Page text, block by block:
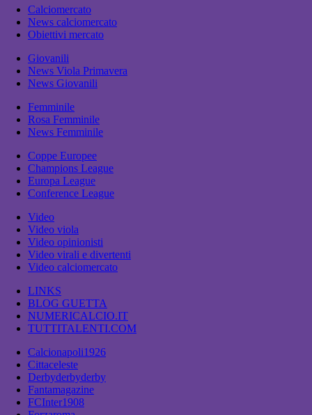
Calciomercato
News calciomercato
Obiettivi mercato
Giovanili
News Viola Primavera
News Giovanili
Femminile
Rosa Femminile
News Femminile
Coppe Europee
Champions League
Europa League
Conference League
Video
Video viola
Video opinionisti
Video virali e divertenti
Video calciomercato
LINKS
BLOG GUETTA
NUMERICALCIO.IT
TUTTITALENTI.COM
Calcionapoli1926
Cittaceleste
Derbyderbyderby
Fantamagazine
FCInter1908